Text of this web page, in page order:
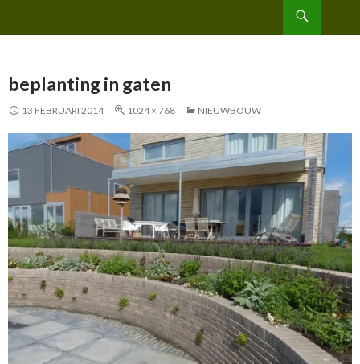
beplanting in gaten
13 FEBRUARI 2014 1024 × 768 NIEUWBOUW